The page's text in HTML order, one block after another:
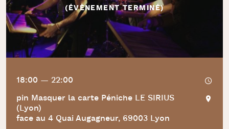
(ÉVÈNEMENT TERMINÉ)
18:00 — 22:00
pin Masquer la carte Péniche LE SIRIUS
(Lyon)
face au 4 Quai Augagneur, 69003 Lyon